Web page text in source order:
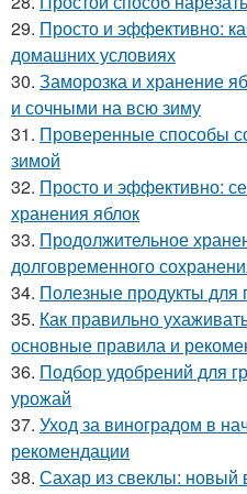
29. Просто и эффективно:
домашних условиях
30. Заморозка и хранение
и сочными на всю зиму
31. Проверенные способы
зимой
32. Просто и эффективно:
хранения яблок
33. Продолжительное
долговременного
34. Полезные продукты для
35. Как правильно
основные правила и
36. Подбор удобрений для
урожай
37. Уход за виноградом в
рекомендации
38. Сахар из свеклы: новый